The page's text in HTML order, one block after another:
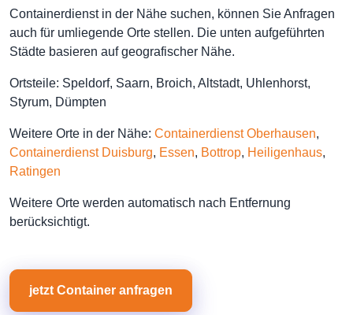
Containerdienst in der Nähe suchen, können Sie Anfragen
auch für umliegende Orte stellen. Die unten aufgeführten
Städte basieren auf geografischer Nähe.
Ortsteile: Speldorf, Saarn, Broich, Altstadt, Uhlenhorst,
Styrum, Dümpten
Weitere Orte in der Nähe: Containerdienst Oberhausen,
Containerdienst Duisburg, Essen, Bottrop, Heiligenhaus,
Ratingen
Weitere Orte werden automatisch nach Entfernung
berücksichtigt.
jetzt Container anfragen